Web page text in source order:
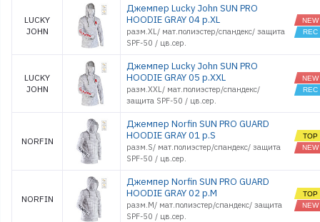
LUCKY
JOHN
Джемпер Lucky John SUN PRO
HOODIE GRAY 04 р.XL
разм.XL/ мат.полиэстер/спандекс/ защита
SPF-50 / цв.сер.
LUCKY
JOHN
Джемпер Lucky John SUN PRO
HOODIE GRAY 05 р.XXL
разм.XXL/ мат.полиэстер/спандекс/
защита SPF-50 / цв.сер.
NORFIN
Джемпер Norfin SUN PRO GUARD
HOODIE GRAY 01 р.S
разм.S/ мат.полиэстер/спандекс/ защита
SPF-50 / цв.cер.
NORFIN
Джемпер Norfin SUN PRO GUARD
HOODIE GRAY 02 р.M
разм.M/ мат.полиэстер/спандекс/ защита
SPF-50 / цв.cер.